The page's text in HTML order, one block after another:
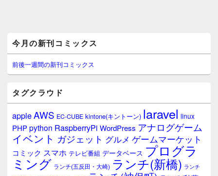
イ
ン
サ
イ
ウ
ィ
ジ
ェ
今月の新刊コミックス
前後一週間の新刊コミックス
タグクラウド
appleAWS EC-CUBE kintone(キントーン) laravel linux
PHPpython RaspberryPi WordPress アナログゲーム
イベント ガジェット グルメ ゲームマーケット
コミック スマホ テレビ番組 データベース プログラ
ミング ランチ(五反田・大崎) ランチ(新橋) ランチ